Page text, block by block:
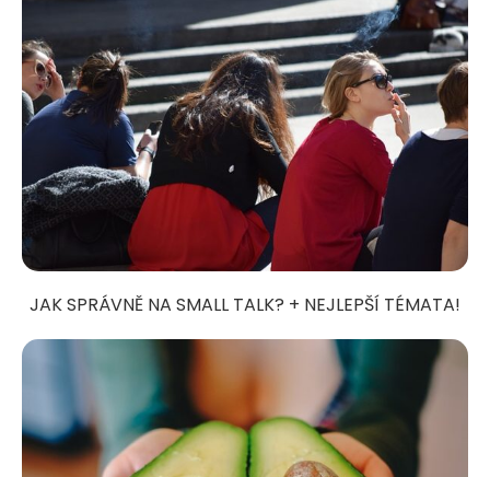
JAK SPRÁVNĚ NA SMALL TALK? + NEJLEPŠÍ TÉMATA!